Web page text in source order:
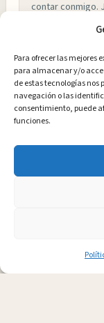
Para ofrecer las mejores
para almacenar y/o
de estas tecnologías
navegación o las
consentimiento, puede
funciones.
contar conmigo.
ayudarte y
disfrutar de la
personas como
¿Hablamos?